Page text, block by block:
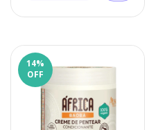
14%
OFF